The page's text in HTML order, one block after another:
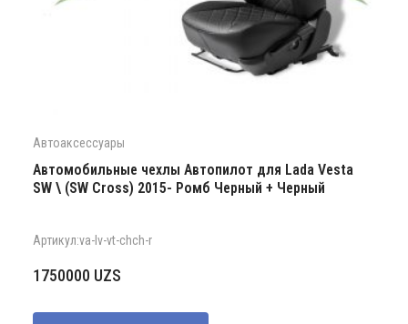
Автоаксессуары
Автомобильные чехлы Автопилот для Lada Vesta
SW \ (SW Cross) 2015- Ромб Черный + Черный
Артикул:va-lv-vt-chch-r
1750000 UZS